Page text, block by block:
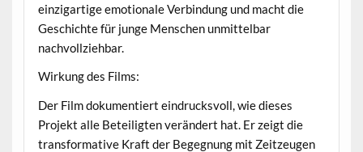
einzigartige emotionale Verbindung und macht die
Geschichte für junge Menschen unmittelbar
nachvollziehbar.
Wirkung des Films:
Der Film dokumentiert eindrucksvoll, wie dieses
Projekt alle Beteiligten verändert hat. Er zeigt die
transformative Kraft der Begegnung mit Zeitzeugen